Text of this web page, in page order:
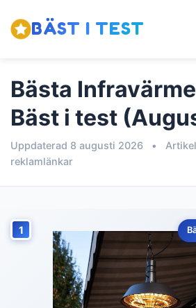
BÄST I TEST
Bästa
Bäst i test
Uppdaterad 8 augusti 2026 •
reklamlänkar
1